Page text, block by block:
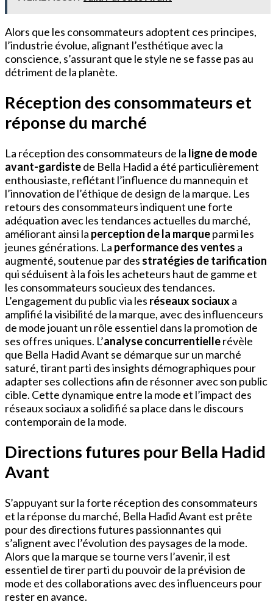
Alors que les consommateurs adoptent ces principes,
l’industrie évolue, alignant l’esthétique avec la
conscience, s’assurant que le style ne se fasse pas au
détriment de la planète.
Réception des consommateurs et
réponse du marché
La réception des consommateurs de la ligne de mode
avant-gardistede Bella Hadid a été particulièrement
enthousiaste, reflétant l’influence du mannequin et
l’innovation de l’éthique de design de la marque. Les
retours des consommateurs indiquent une forte
adéquation avec les tendances actuelles du marché,
améliorant ainsi la perception de la marqueparmi les
jeunes générations. La performance des ventes a
augmenté, soutenue par des stratégies de tarification
qui séduisent à la fois les acheteurs haut de gamme et
les consommateurs soucieux des tendances.
L’engagement du public via les réseaux sociauxa
amplifié la visibilité de la marque, avec des influenceurs
de mode jouant un rôle essentiel dans la promotion de
ses offres uniques. L’analyse concurrentiellerévèle
que Bella Hadid Avant se démarque sur un marché
saturé, tirant parti des insights démographiques pour
adapter ses collections afin de résonner avec son public
cible. Cette dynamique entre la mode et l’impact des
réseaux sociaux a solidifié sa place dans le discours
contemporain de la mode.
Directions futures pour Bella Hadid
Avant
S’appuyant sur la forte réception des consommateurs
et la réponse du marché, Bella Hadid Avant est prête
pour des directions futures passionnantes qui
s’alignent avec l’évolution des paysages de la mode.
Alors que la marque se tourne vers l’avenir, il est
essentiel de tirer parti du pouvoir de la prévision de
mode et des collaborations avec des influenceurs pour
rester en avance.